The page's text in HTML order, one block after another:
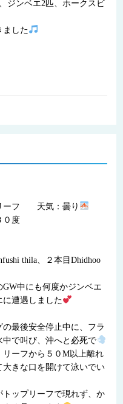
ジンベエ2匹、ホークスビ
ました
ーフ 天気：曇り
度
thila、２本目Dhidhoo
中にも何度かジンベエ
遭遇しました
最後安全停止中に、フラ
で叫び、沖へと必死で
ーフから５０M以上離れ
きな口を開けて泳いでい
ップリーフで現れず、か